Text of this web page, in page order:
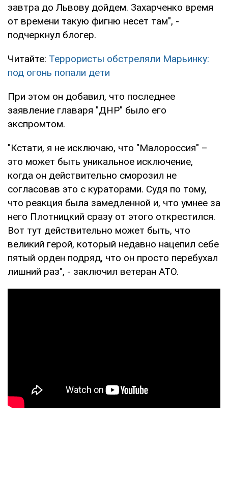
завтра до Львову дойдем. Захарченко время
от времени такую фигню несет там", -
подчеркнул блогер.
Читайте: Террористы обстреляли Марьинку:
под огонь попали дети
При этом он добавил, что последнее
заявление главаря "ДНР" было его
экспромтом.
"Кстати, я не исключаю, что "Малороссия" –
это может быть уникальное исключение,
когда он действительно сморозил не
согласовав это с кураторами. Судя по тому,
что реакция была замедленной и, что умнее за
него Плотницкий сразу от этого открестился.
Вот тут действительно может быть, что
великий герой, который недавно нацепил себе
пятый орден подряд, что он просто перебухал
лишний раз", - заключил ветеран АТО.